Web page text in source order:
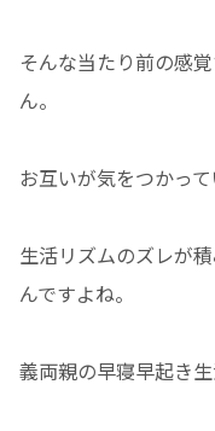
そんな当たり前の感
ん。
お互いが気をつかって
生活リズムのズレが
んですよね。
義両親の早寝早起き